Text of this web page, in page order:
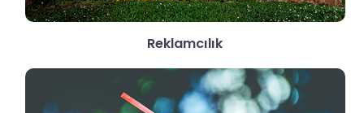
Reklamcılık